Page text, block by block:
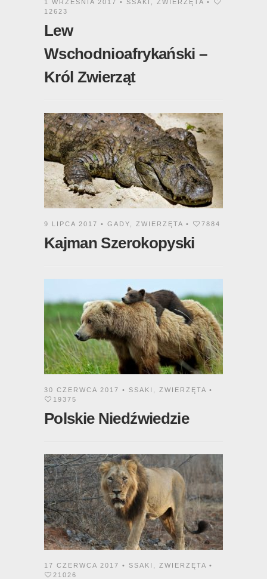
1 WRZEŚNIA 2017 • SSAKI ZWIERZĘTA •
12623
Lew
Wschodnioafrykański –
Król Zwierząt
9 LIPCA 2017 • GADY ZWIERZĘTA • 7884
Kajman Szerokopyski
30 CZERWCA 2017 • SSAKI ZWIERZĘTA •
19375
Polskie Niedźwiedzie
17 CZERWCA 2017 • SSAKI ZWIERZĘTA •
21026